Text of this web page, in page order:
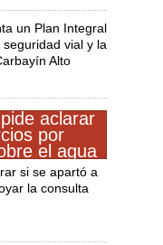
un Plan Integral
vial y la
Alto
si se apartó a
la consulta